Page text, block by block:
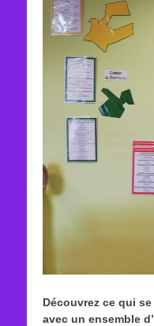
Découvrez ce qui
avec un ensemble